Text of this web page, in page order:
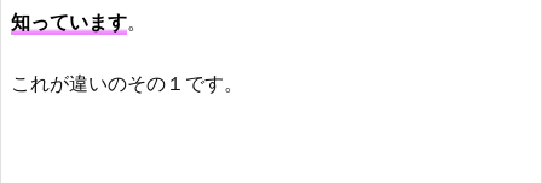
知っています。
これが違いのその１です。